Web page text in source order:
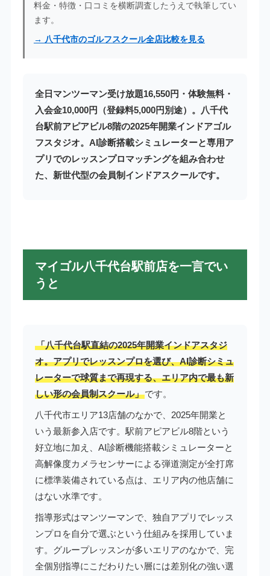
料金・特徴・口コミを横断調査したうえで執筆してい
ます。
→ 八千代市のゴルフスクール全店比較を見る
全日マンツーマン受け放題16,550円・体験無料・
入会金10,000円（登録料5,000円別途）。八千代
台駅前アピアビル8階の2025年開業インドアゴル
フスタジオ。AI診断搭載シミュレーターと専用ア
プリでのレッスンプロマッチングを組み合わせ
た、新世代型の会員制インドアスクールです。
マイゴル八千代台駅前店を一言でい
うと
「八千代台駅直結の2025年開業インドアスタジ
オ。アプリでレッスンプロを選び、AI診断シミュ
レーターで球質まで再現する、エリア内で最も新
しい形の会員制スクール」です。
八千代市エリア13店舗のなかで、2025年開業と
いう最新参入店です。駅前アピアビル8階という
好立地に加え、AI診断機能搭載シミュレーターと
高解像度カメラセンサーによる弾道測定が全打席
に標準装備されている点は、エリア内の他店舗に
はない水準です。
指導形式はマンツーマンで、独自アプリでレッス
ンプロを自分で選ぶという仕組みを採用していま
す。グループレッスンが多いエリアのなかで、完
全個別指導にこだわりたい層には差別化の強い選